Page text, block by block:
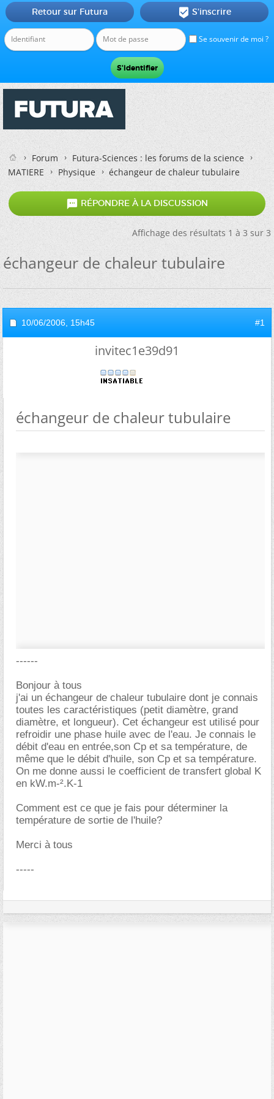
Se souvenir de moi ?
Retour sur Futura  S'inscrire
Forum
Futura-Sciences : les forums de la science
MATIERE
Physique échangeur de chaleur tubulaire
 RÉPONDRE À LA DISCUSSION
Affichage des résultats 1 à 3 sur 3
échangeur de chaleur tubulaire
10/06/2006, 15h45 #1
invitec1e39d91
échangeur de chaleur tubulaire
------
Bonjour à tous
j'ai un échangeur de chaleur tubulaire dont je connais
toutes les caractéristiques (petit diamètre, grand
diamètre, et longueur). Cet échangeur est utilisé pour
refroidir une phase huile avec de l'eau. Je connais le
débit d'eau en entrée,son Cp et sa température, de
même que le débit d'huile, son Cp et sa température.
On me donne aussi le coefficient de transfert global K
en kW.m-².K-1
Comment est ce que je fais pour déterminer la
température de sortie de l'huile?
Merci à tous
-----